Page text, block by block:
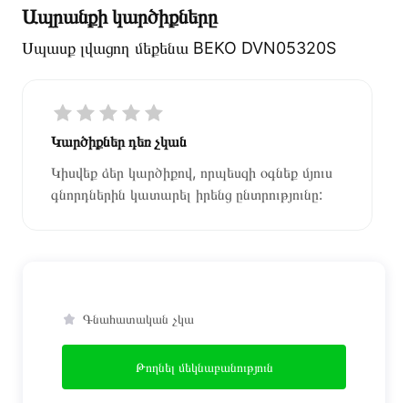
Ապրանքի կարծիքները
Սպասք լվացող մեքենա BEKO DVN05320S
Կարծիքներ դեռ չկան
Կիսվեք ձեր կարծիքով, որպեսզի օգնեք մյուս
գնորդներին կատարել իրենց ընտրությունը:
Գնահատական չկա
Թողնել մեկնաբանություն